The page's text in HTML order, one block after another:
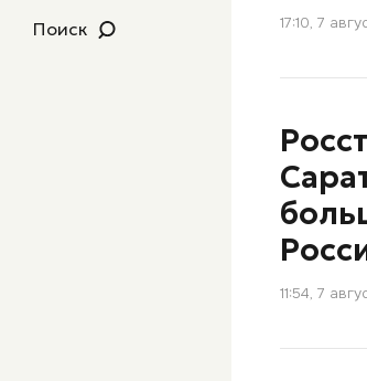
Поиск 17:10, 7
11:54, 7